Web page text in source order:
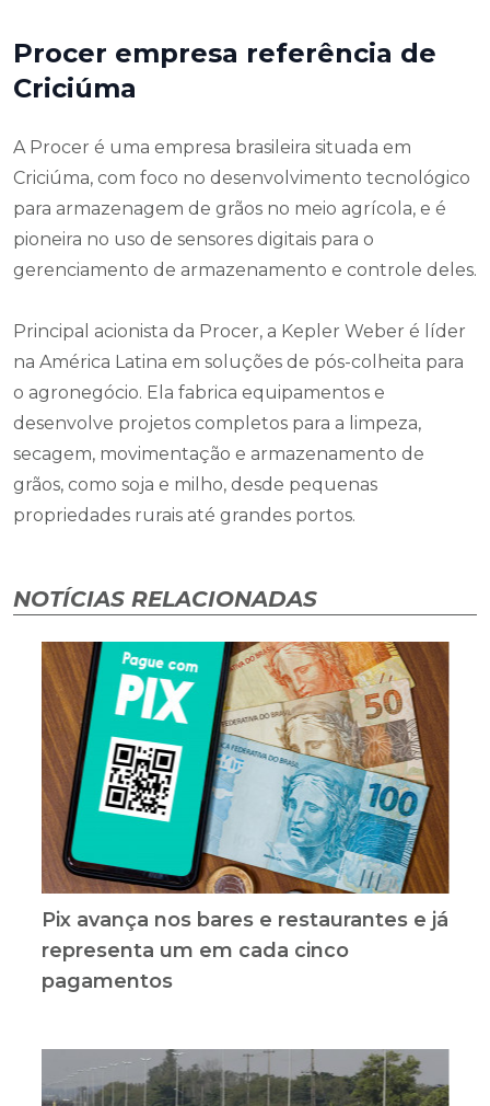
Procer empresa referência de
Criciúma
A Procer é uma empresa brasileira situada em
Criciúma, com foco no desenvolvimento tecnológico
para armazenagem de grãos no meio agrícola, e é
pioneira no uso de sensores digitais para o
gerenciamento de armazenamento e controle deles.
Principal acionista da Procer, a Kepler Weber é líder
na América Latina em soluções de pós-colheita para
o agronegócio. Ela fabrica equipamentos e
desenvolve projetos completos para a limpeza,
secagem, movimentação e armazenamento de
grãos, como soja e milho, desde pequenas
propriedades rurais até grandes portos.
NOTÍCIAS RELACIONADAS
Pix avança nos bares e restaurantes e já
representa um em cada cinco
pagamentos